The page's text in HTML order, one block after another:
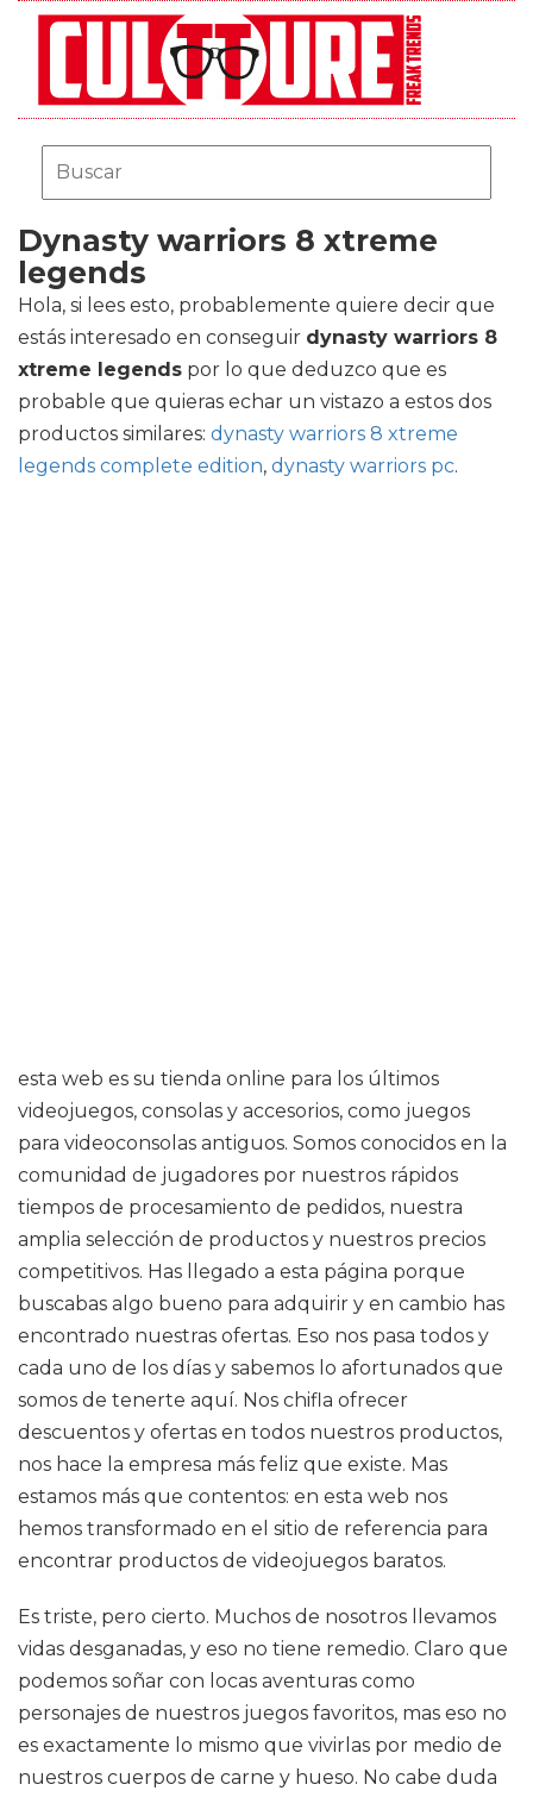
Dynasty warriors 8 xtreme
legends
Hola, si lees esto, probablemente quiere decir que
estás interesado en conseguir dynasty warriors 8
xtreme legends por lo que deduzco que es
probable que quieras echar un vistazo a estos dos
productos similares: dynasty warriors 8 xtreme
legends complete edition, dynasty warriors pc.
esta web es su tienda online para los últimos
videojuegos, consolas y accesorios, como juegos
para videoconsolas antiguos. Somos conocidos en la
comunidad de jugadores por nuestros rápidos
tiempos de procesamiento de pedidos, nuestra
amplia selección de productos y nuestros precios
competitivos. Has llegado a esta página porque
buscabas algo bueno para adquirir y en cambio has
encontrado nuestras ofertas. Eso nos pasa todos y
cada uno de los días y sabemos lo afortunados que
somos de tenerte aquí. Nos chifla ofrecer
descuentos y ofertas en todos nuestros productos,
nos hace la empresa más feliz que existe. Mas
estamos más que contentos: en esta web nos
hemos transformado en el sitio de referencia para
encontrar productos de videojuegos baratos.
Es triste, pero cierto. Muchos de nosotros llevamos
vidas desganadas, y eso no tiene remedio. Claro que
podemos soñar con locas aventuras como
personajes de nuestros juegos favoritos, mas eso no
es exactamente lo mismo que vivirlas por medio de
nuestros cuerpos de carne y hueso. No cabe duda